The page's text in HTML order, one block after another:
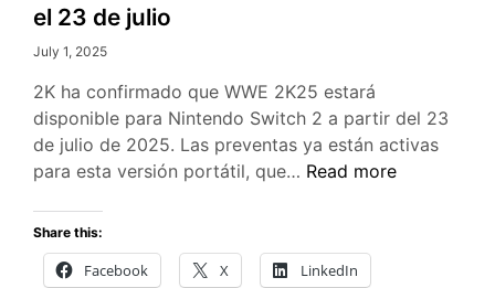
el 23 de julio
July 1, 2025
2K ha confirmado que WWE 2K25 estará
disponible para Nintendo Switch 2 a partir del 23
de julio de 2025. Las preventas ya están activas
para esta versión portátil, que… WWE
al
Nintendo
Read more
Share this:
Facebook X LinkedIn